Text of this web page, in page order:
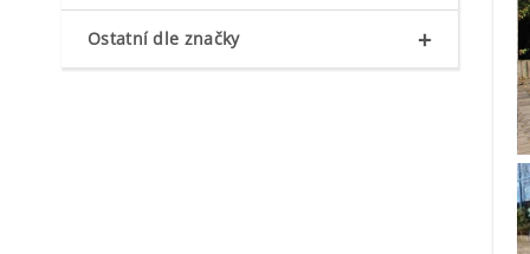
+
Ostatní dle značky